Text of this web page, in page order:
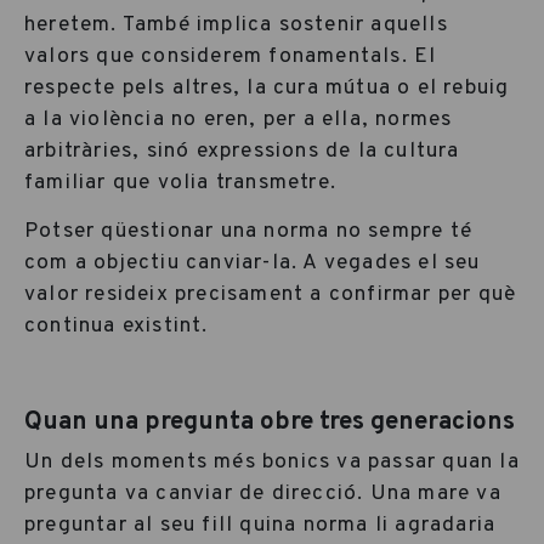
heretem. També implica sostenir aquells
valors que considerem fonamentals. El
respecte pels altres, la cura mútua o el rebuig
a la violència no eren, per a ella, normes
arbitràries, sinó expressions de la cultura
familiar que volia transmetre.
Potser qüestionar una norma no sempre té
com a objectiu canviar-la. A vegades el seu
valor resideix precisament a confirmar per què
continua existint.
Quan una pregunta obre tres generacions
Un dels moments més bonics va passar quan la
pregunta va canviar de direcció. Una mare va
preguntar al seu fill quina norma li agradaria